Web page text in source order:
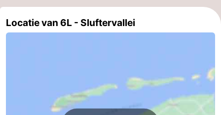
-Locatie van 6L - Sluftervallei